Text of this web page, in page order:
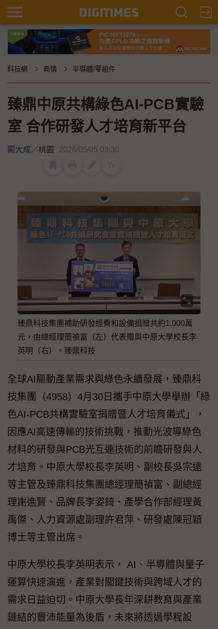
科技網 商情 半導體/零組件
臻鼎中原共構綠色AI-PCB實驗
室 合作研發人才培育新平台
闞大成／桃園 2026/05/05 03:30
臻鼎科技集團補助研發經費和設備捐贈共約1,000萬
元，由總經理簡禎富（左）代表贈與中原大學校長李
英明（右）。臻鼎科技
全球AI驅動產業需求與綠色永續發展，臻鼎科
技集團（4958）4月30日攜手中原大學舉辦「綠
色AI-PCB共構實驗室捐贈暨人才培育儀式」，
因應AI高速傳輸的技術挑戰，推動光波導綠色
材料的研發與PCB光互連技術的前瞻研發與人
才培育。中原大學校長李英明、副校長吳宗遠
等主管及臻鼎科技集團總經理簡禎富、副總經
理謝進賢、品牌長李姿錡、產學合作部經理黃
禹傑、人力資源處副理許君萍、研發處陳冠穎
博士等主管出席。
中原大學校長李英明表示， AI、半導體與量子
運算快速演進，產業對關鍵技術與跨域人才的
需求日益迫切。中原大學長年深耕教育與產業
鏈結的豐沛能量為後盾，未來將透過學程設